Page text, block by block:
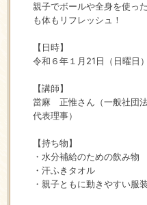
親子でボールや全身を使っ
も体もリフレッシュ！
【日時】
令和６年１月21日（日曜日
【講師】
當麻 正惟さん（一般社団
代表理事）
【持ち物】
・水分補給のための飲み物
・汗ふきタオル
・親子ともに動きやすい服